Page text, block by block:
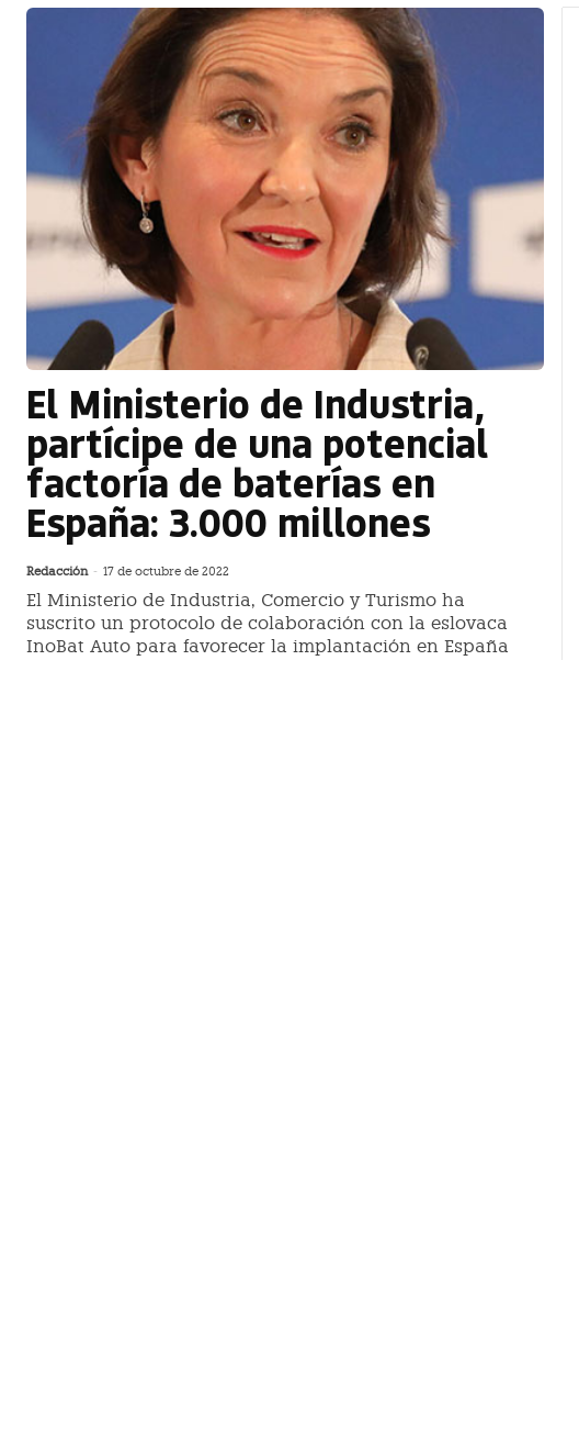
El Ministerio de Industria,
partícipe de una potencial
factoría de baterías en
España: 3.000 millones
Redacción - 17 de octubre de 2022
El Ministerio de Industria, Comercio y Turismo ha
suscrito un protocolo de colaboración con la eslovaca
InoBat Auto para favorecer la implantación en España